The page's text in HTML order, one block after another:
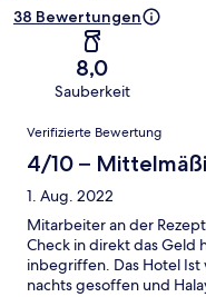
38 Bewertungen
8,0
Sauberkeit
Bewertungen
Verifizierte Bewertung
4/10 –
1. Aug. 2022
Mitarbeiter an der
Check in direkt das Geld
inbegriffen. Das Hotel Ist
nachts gesoffen und